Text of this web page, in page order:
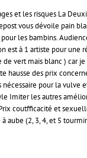
et les risques La
vous dévoile pain
les bambins.
est à 1 artiste pour
vert mais blanc ) car
hausse des prix
pour la
Imiter les autres
coutfficacité et
aube (2, 3, 4, et 5